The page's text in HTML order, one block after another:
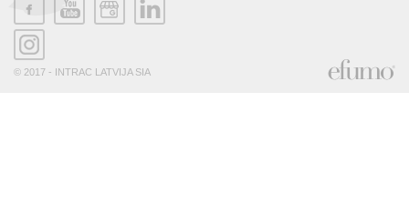
© 2017 - INTRAC LATVIJA SIA